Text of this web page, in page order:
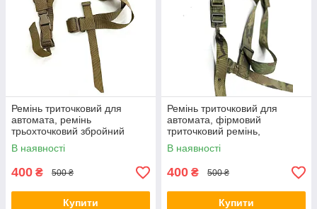
Ремінь триточковий для
автомата, ремінь
трьохточковий збройний
В наявності
400 ₴ 500 ₴
Купити
Ремінь триточковий для
автомата, фірмовий
триточковий ремінь,
збройовий трьохточковий
ремінь
В наявності
400 ₴ 500 ₴
Купити